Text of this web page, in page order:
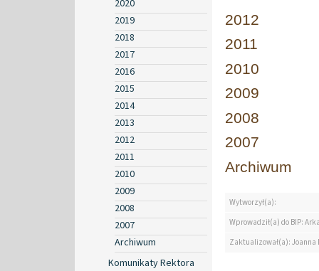
2020
2019
2018
2017
2016
2015
2014
2013
2012
2011
2010
2009
2008
2007
Archiwum
Komunikaty Rektora
2012
2011
2010
2009
2008
2007
Archiwum
Wytworzył(a):
Wprowadził(a) do BIP:
Zaktualizował(a):